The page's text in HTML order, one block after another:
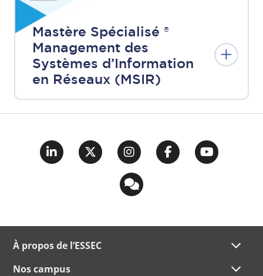
Mastère Spécialisé ®
Management des
Systèmes d’Information
en Réseaux (MSIR)
À propos de l’ESSEC
Nos campus